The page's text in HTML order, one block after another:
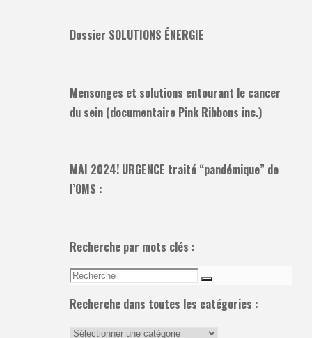
Dossier SOLUTIONS ÉNERGIE
Mensonges et solutions entourant le cancer
du sein (documentaire Pink Ribbons inc.)
MAI 2024! URGENCE traité “pandémique” de
l’OMS :
Recherche par mots clés :
Recherche
Recherche
Recherche dans toutes les catégories :
Recherche